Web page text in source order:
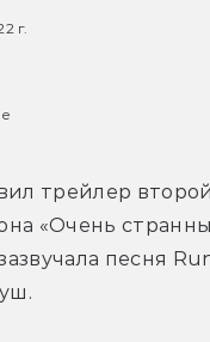
г.
трейлер
«Очень
песня